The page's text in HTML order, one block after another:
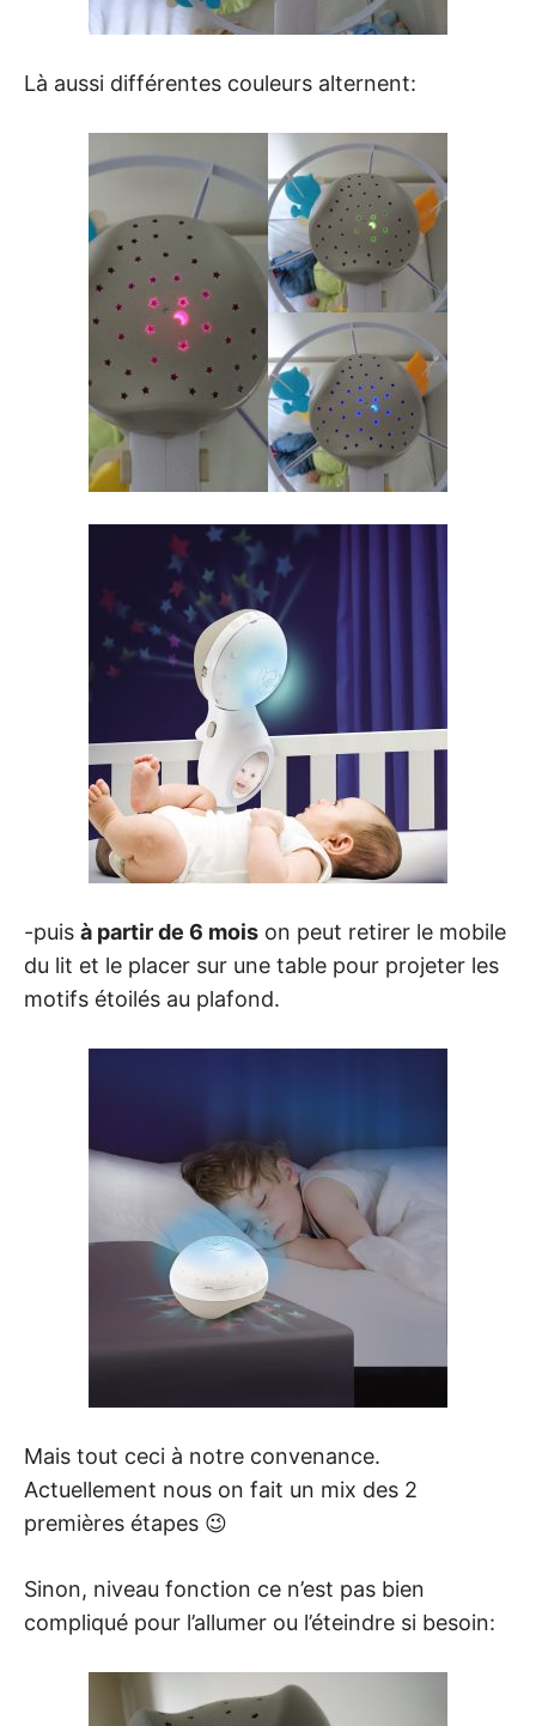
Là aussi différentes couleurs alternent:
-puis à partir de 6 mois on peut retirer le mobile
du lit et le placer sur une table pour projeter les
motifs étoilés au plafond.
Mais tout ceci à notre convenance.
Actuellement nous on fait un mix des 2
premières étapes 😉
Sinon, niveau fonction ce n’est pas bien
compliqué pour l’allumer ou l’éteindre si besoin: